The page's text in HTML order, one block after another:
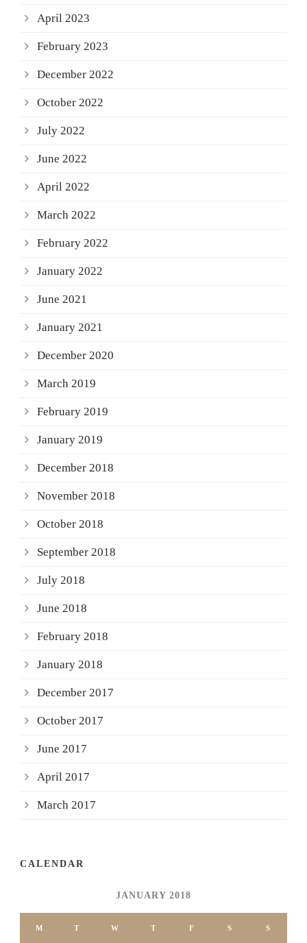
April 2023
February 2023
December 2022
October 2022
July 2022
June 2022
April 2022
March 2022
February 2022
January 2022
June 2021
January 2021
December 2020
March 2019
February 2019
January 2019
December 2018
November 2018
October 2018
September 2018
July 2018
June 2018
February 2018
January 2018
December 2017
October 2017
June 2017
April 2017
March 2017
CALENDAR
JANUARY 2018
M T W T F S S